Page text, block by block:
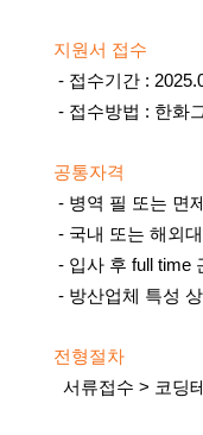
지원서 접수
- 접수기간 :
- 접수방법 : 한화
공통자격
- 병역 필 또는 면
- 국내 또는 해외
- 입사 후 full time
- 방산업체 특성
전형절차
서류접수 > 코딩